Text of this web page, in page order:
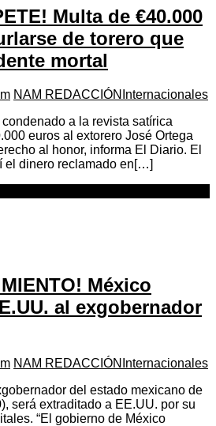
Multa de €40.000
de torero que
mortal
NAM REDACCIÓN Internacionales
a la revista satírica
euros al extorero José Ortega
al honor, informa El Diario. El
el dinero reclamado en[…]
México
al exgobernador
NAM REDACCIÓN Internacionales
del estado mexicano de
será extraditado a EE.UU. por su
“El gobierno de México